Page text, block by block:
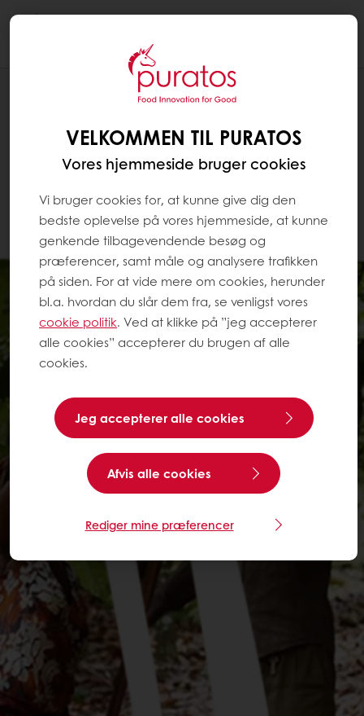
VELKOMMEN TIL PURATOS
Vores hjemmeside bruger cookies
Vi bruger cookies for, at kunne give dig den
bedste oplevelse på vores hjemmeside, at kunne
genkende tilbagevendende besøg og
præferencer, samt måle og analysere trafikken
på siden. For at vide mere om cookies, herunder
bl.a. hvordan du slår dem fra, se venligst vores
cookie politik. Ved at klikke på ”jeg accepterer
alle cookies” accepterer du brugen af alle
cookies.
Jeg accepterer alle cookies
Afvis alle cookies
Rediger mine præferencer